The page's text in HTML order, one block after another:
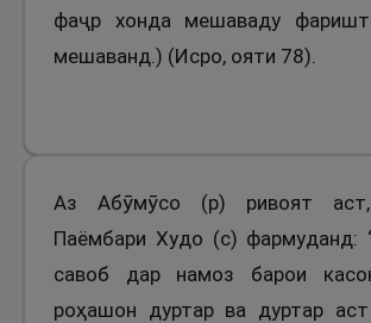
фаҷр хонда мешаваду
мешаванд.) (Исро, ояти 78).
Аз Абӯмӯсо (р) ривоят
Паёмбари Худо (с) фармуданд:
савоб дар намоз барои
роҳашон дуртар ва дуртар